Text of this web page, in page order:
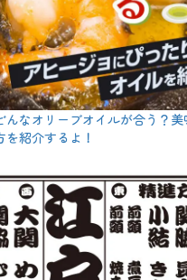
んなオリーブオイルが合う？美
紹介するよ！